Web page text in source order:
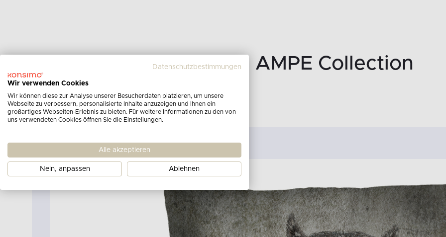
AMPE Collection
Datenschutzbestimmungen
Wir verwenden Cookies
Wir können diese zur Analyse unserer Besucherdaten platzieren, um unsere
Webseite zu verbessern, personalisierte Inhalte anzuzeigen und Ihnen ein
großartiges Webseiten-Erlebnis zu bieten. Für weitere Informationen zu den von
uns verwendeten Cookies öffnen Sie die Einstellungen.
Alle akzeptieren
Nein, anpassen Ablehnen